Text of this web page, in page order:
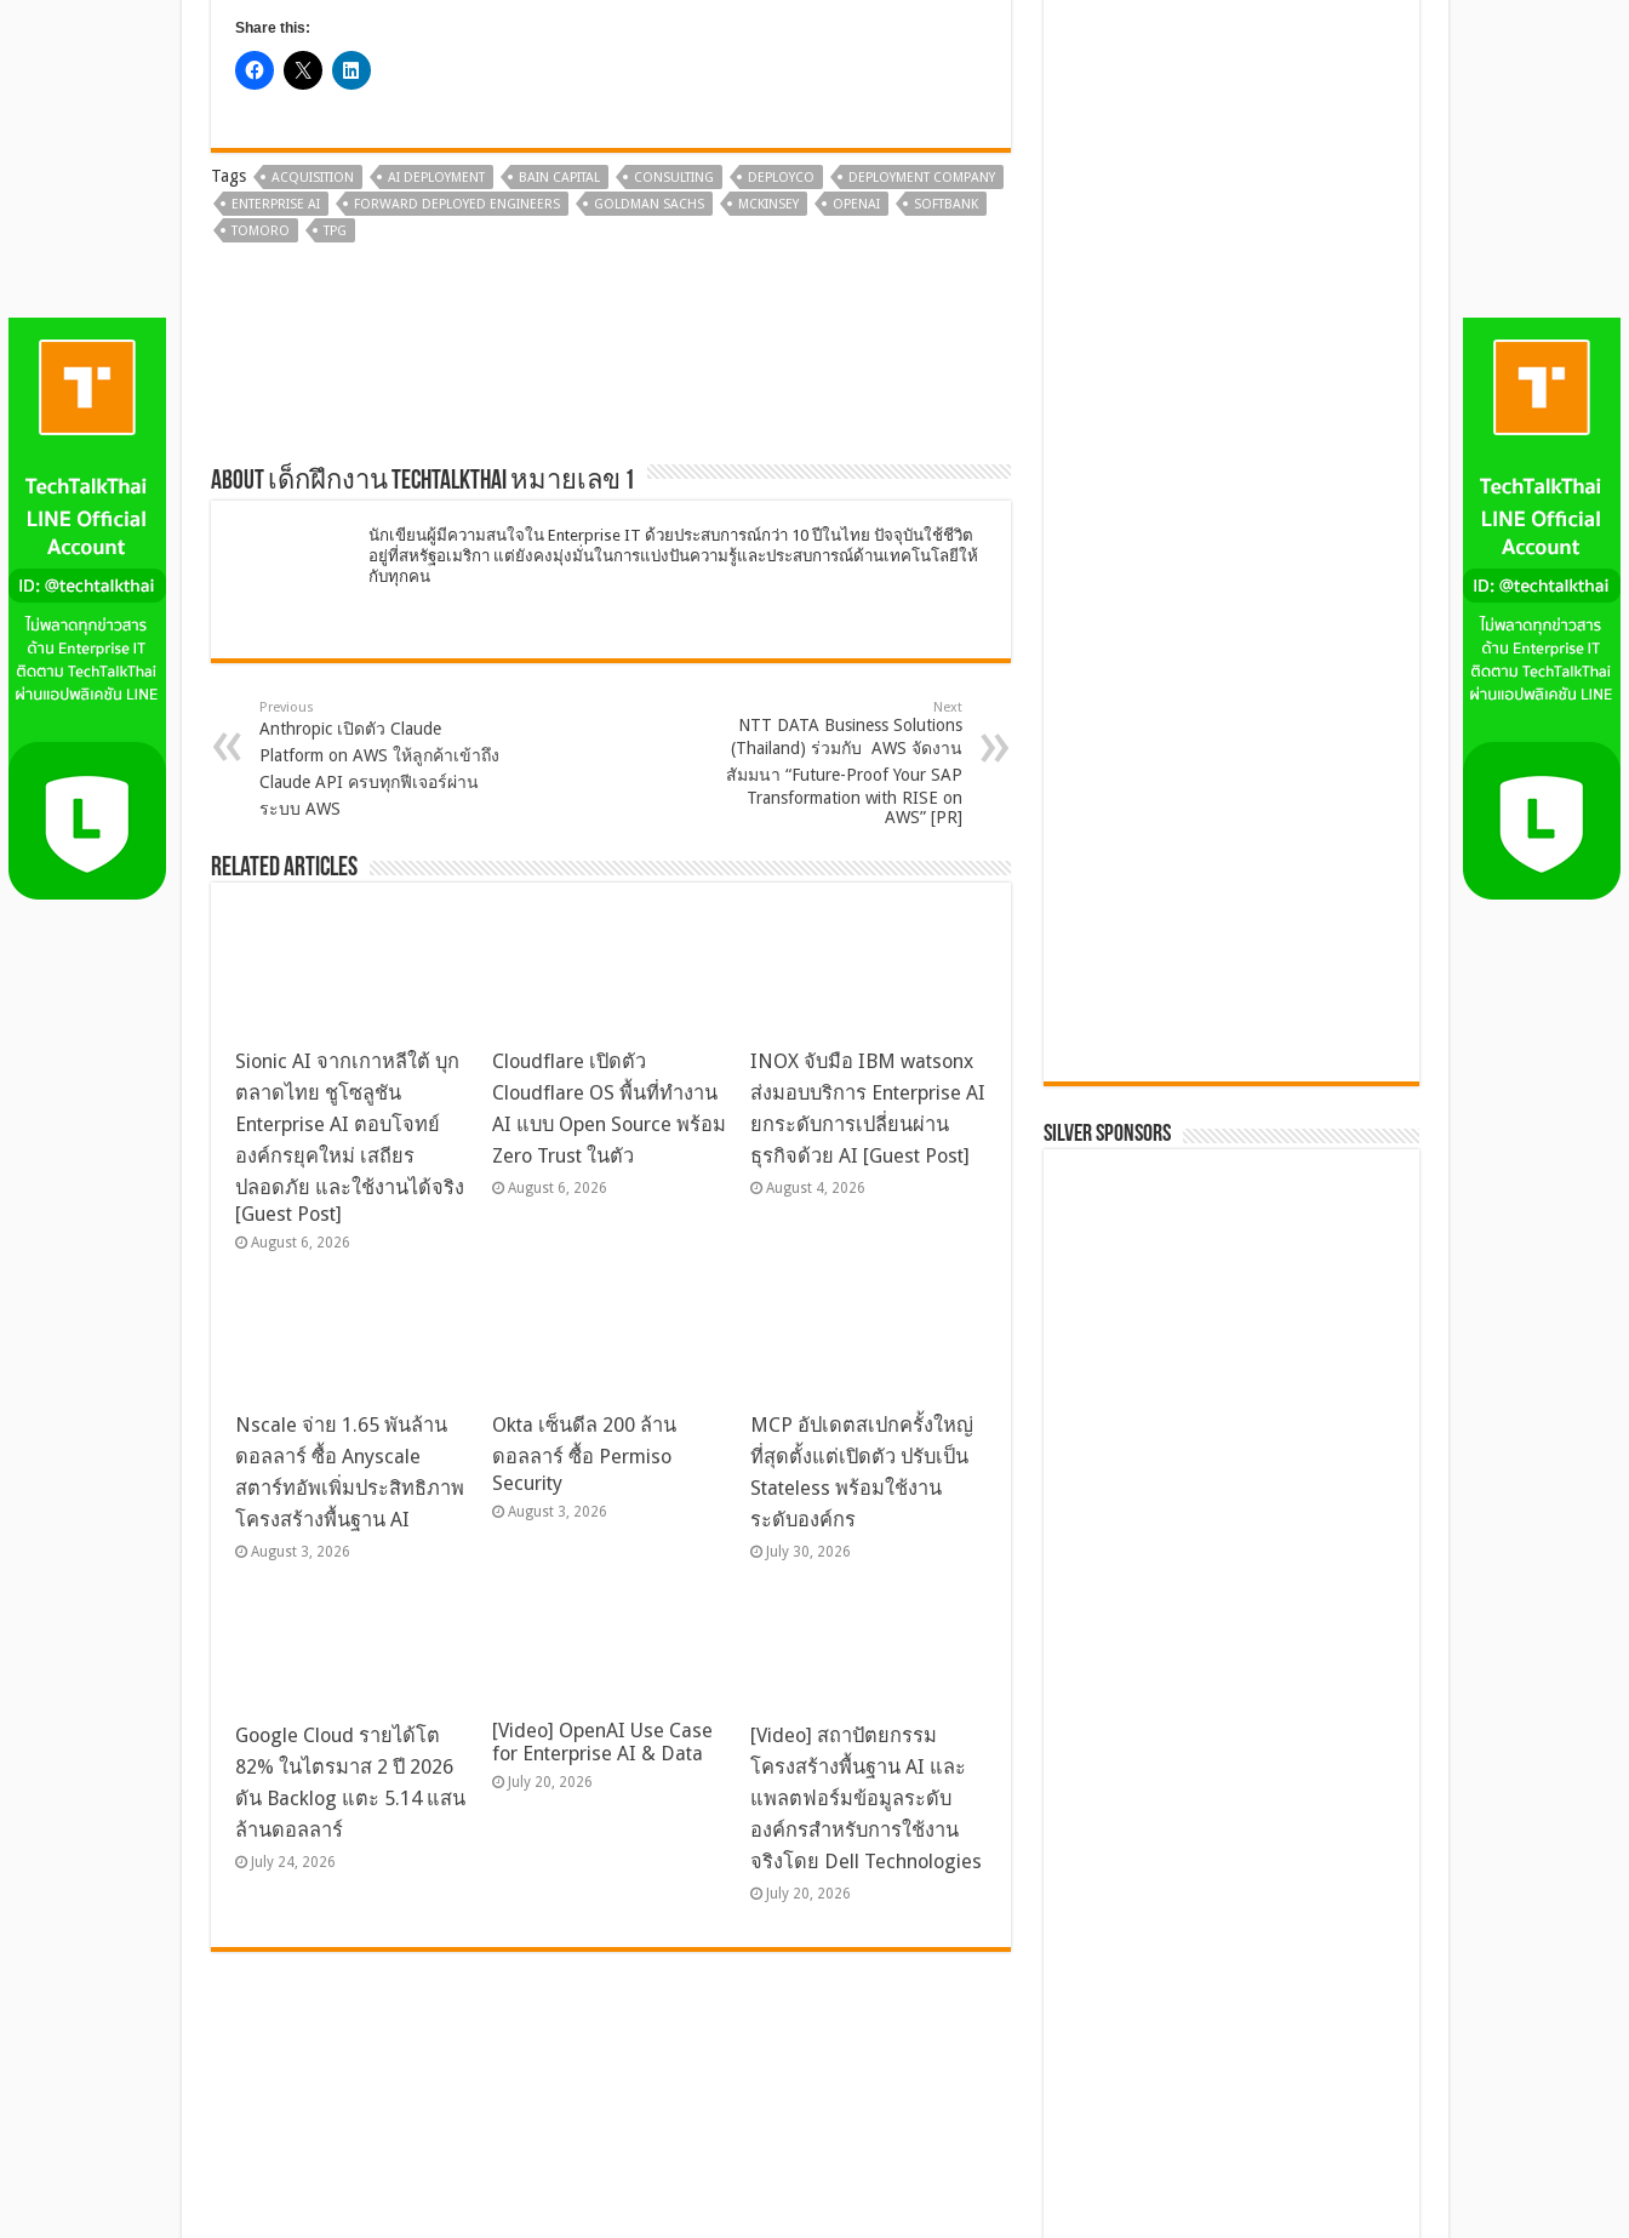
Share this:
Tags ACQUISITION AI DEPLOYMENT BAIN CAPITAL CONSULTING DEPLOYCO
DEPLOYMENT COMPANY
ENTERPRISE AI
FORWARD DEPLOYED ENGINEERS GOLDMAN SACHS MCKINSEY OPENAI
SOFTBANK
TOMORO
TPG
About เด็กฝึกงาน TechTalkThai หมายเลข 1
นักเขียนผู้มีความสนใจใน Enterprise IT ด้วยประสบการณ์กว่า 10 ปีในไทย ปัจจุบันใช้ชีวิต
อยู่ที่สหรัฐอเมริกา แต่ยังคงมุ่งมั่นในการแบ่งปันความรู้และประสบการณ์ด้านเทคโนโลยีให้
กับทุกคน
Previous
Anthropic เปิดตัว Claude
Platform on AWS ให้ลูกค้าเข้าถึง
Claude API ครบทุกฟีเจอร์ผ่าน
ระบบ AWS
Next
NTT DATA Business Solutions
(Thailand) ร่วมกับ AWS จัดงาน
สัมมนา “Future-Proof Your SAP
Transformation with RISE on
AWS” [PR]
Related Articles
Sionic AI จากเกาหลีใต้ บุก
ตลาดไทย ชูโซลูชัน
Enterprise AI ตอบโจทย์
องค์กรยุคใหม่ เสถียร
ปลอดภัย และใช้งานได้จริง
[Guest Post]
August 6, 2026
Cloudflare เปิดตัว
Cloudflare OS พื้นที่ทำงาน
AI แบบ Open Source พร้อม
Zero Trust ในตัว
August 6, 2026
INOX จับมือ IBM watsonx
ส่งมอบบริการ Enterprise AI
ยกระดับการเปลี่ยนผ่าน
ธุรกิจด้วย AI [Guest Post]
August 4, 2026
Nscale จ่าย 1.65 พันล้าน
ดอลลาร์ ซื้อ Anyscale
สตาร์ทอัพเพิ่มประสิทธิภาพ
โครงสร้างพื้นฐาน AI
August 3, 2026
Okta เซ็นดีล 200 ล้าน
ดอลลาร์ ซื้อ Permiso
Security
August 3, 2026
MCP อัปเดตสเปกครั้งใหญ่
ที่สุดตั้งแต่เปิดตัว ปรับเป็น
Stateless พร้อมใช้งาน
ระดับองค์กร
July 30, 2026
Google Cloud รายได้โต
82% ในไตรมาส 2 ปี 2026
ดัน Backlog แตะ 5.14 แสน
ล้านดอลลาร์
July 24, 2026
[Video] OpenAI Use Case
for Enterprise AI & Data
July 20, 2026
[Video] สถาปัตยกรรม
โครงสร้างพื้นฐาน AI และ
แพลตฟอร์มข้อมูลระดับ
องค์กรสำหรับการใช้งาน
จริงโดย Dell Technologies
July 20, 2026
SILVER SPONSORS